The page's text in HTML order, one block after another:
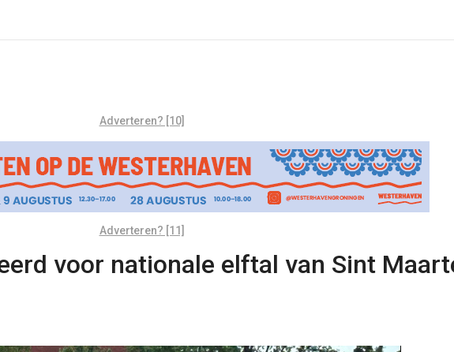
Adverteren? [10]
Adverteren? [11]
voor nationale elftal van Sint